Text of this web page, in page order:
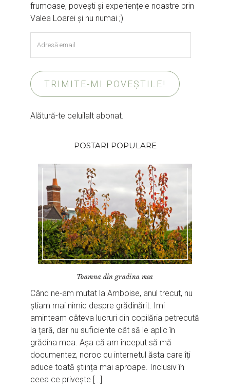
frumoase, povești și experiențele noastre prin
Valea Loarei și nu numai ;)
email
TRIMITE-MI POVEȘTILE!
Alătură-te celuilalt abonat.
POSTARI POPULARE
Toamna din gradina mea
Când ne-am mutat la Amboise, anul trecut, nu
știam mai nimic despre grădinărit. Imi
aminteam câteva lucruri din copilăria petrecută
la țară, dar nu suficiente cât să le aplic în
grădina mea. Așa că am început să mă
documentez, noroc cu internetul ăsta care îți
aduce toată știința mai aproape. Inclusiv în
ceea ce privește […]